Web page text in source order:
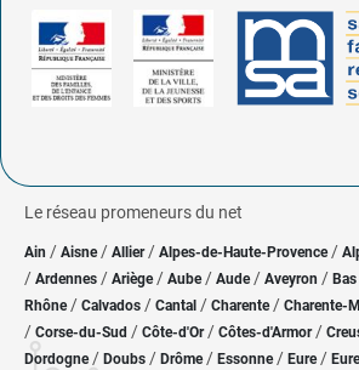
Le réseau promeneurs du net
Ain / Aisne/ Allier/ Alpes-de-Haute-Provence /
/ Ardennes / Ariège/ Aube/ Aude / Aveyron /
Rhône/ Calvados / Cantal / Charente / Charente-
/ Corse-du-Sud / Côte-d'Or / Côtes-d'Armor/
Dordogne/ Doubs / Drôme/ Essonne / Eure/